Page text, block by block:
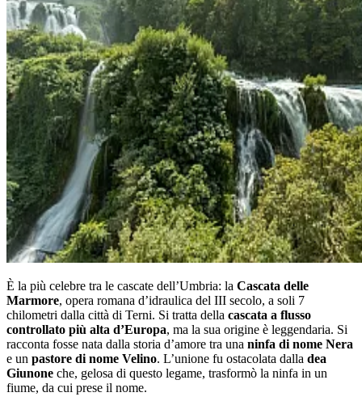
È la più celebre tra le cascate dell’Umbria: la Cascata delle
Marmore, opera romana d’idraulica del III secolo, a soli 7
chilometri dalla città di Terni. Si tratta della cascata a flusso
controllato più alta d’Europa, ma la sua origine è leggendaria. Si
racconta fosse nata dalla storia d’amore tra una ninfa di nome Nera
e un pastore di nome Velino. L’unione fu ostacolata dalla dea
Giunone che, gelosa di questo legame, trasformò la ninfa in un
fiume, da cui prese il nome.